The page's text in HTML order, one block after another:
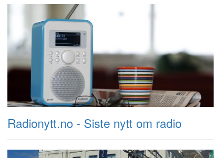
Radionytt.no - Siste nytt om radio